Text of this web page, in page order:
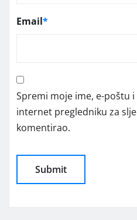
Email*
Spremi moje ime, e-poštu
internet pregledniku za
komentirao.